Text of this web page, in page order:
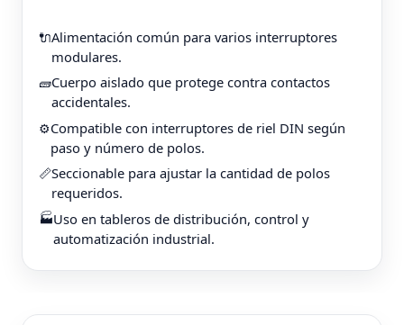
🔌Alimentación común para varios interruptores
modulares.
🧱Cuerpo aislado que protege contra contactos
accidentales.
⚙️Compatible con interruptores de riel DIN según
paso y número de polos.
📏Seccionable para ajustar la cantidad de polos
requeridos.
🏭Uso en tableros de distribución, control y
automatización industrial.